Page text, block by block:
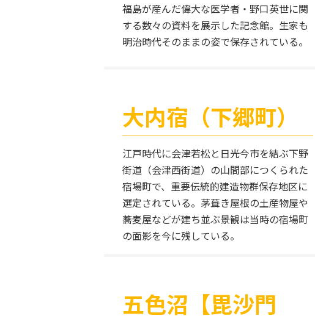
福島が産んだ偉大な医学者・野口英世に関
する数々の資料を展示した記念館。生家も
明治時代そのままの姿で保存されている。
大内宿（下郷町）
江戸時代に会津若松と日光今市を結ぶ下野
街道（会津西街道）の山間部につくられた
宿場町で、重要伝統的建造物群保存地区に
選定されている。茅葺き屋根の土産物屋や
蕎麦屋などが建ち並ぶ景観は当時の宿場町
の面影を今に残している。
五色沼【毘沙門